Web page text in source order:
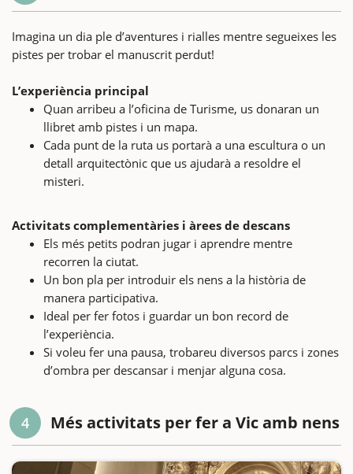
Imagina un dia ple d’aventures i rialles mentre segueixes les
pistes per trobar el manuscrit perdut!
L’experiència principal
Quan arribeu a l’oficina de Turisme, us donaran un
llibret amb pistes i un mapa.
Cada punt de la ruta us portarà a una escultura o un
detall arquitectònic que us ajudarà a resoldre el
misteri.
Activitats complementàries i àrees de descans
Els més petits podran jugar i aprendre mentre
recorren la ciutat.
Un bon pla per introduir els nens a la història de
manera participativa.
Ideal per fer fotos i guardar un bon record de
l’experiència.
Si voleu fer una pausa, trobareu diversos parcs i zones
d’ombra per descansar i menjar alguna cosa.
4 Més activitats per fer a Vic amb nens